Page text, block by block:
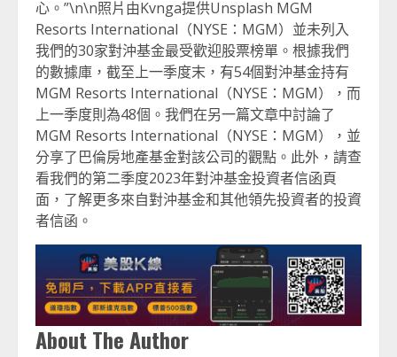
心。”\n\n照片由Kvnga提供Unsplash MGM
Resorts International（NYSE：MGM）並未列入
我們的30家對沖基金最受歡迎股票榜單。根據我們
的數據庫，截至上一季度末，有54個對沖基金持有
MGM Resorts International（NYSE：MGM），而
上一季度則為48個。我們在另一篇文章中討論了
MGM Resorts International（NYSE：MGM），並
分享了巴倫房地產基金對該公司的觀點。此外，請查
看我們的第二季度2023年對沖基金投資者信函頁
面，了解更多來自對沖基金和其他領先投資者的投資
者信函。
About The Author